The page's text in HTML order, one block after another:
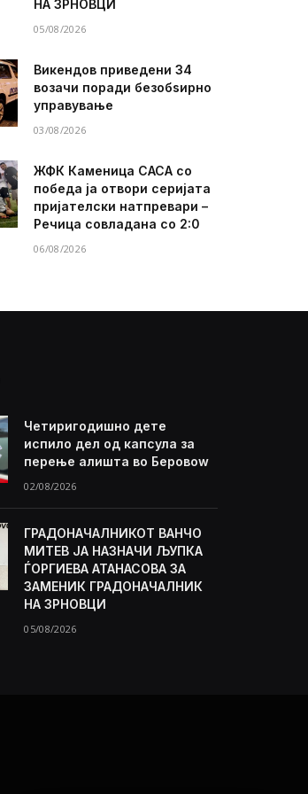
НА ЗРНОВЦИ
05/08/2026
Викендов приведени 34
возачи поради безобѕирно
управување
03/08/2026
ЖФК Каменица САСА со
победа ја отвори серијата
пријателски натпревари –
Речица совладана со 2:0
06/08/2026
Четиригодишно дете
испило дел од капсула за
перење алишта во Беровоw
02/08/2026
ГРАДОНАЧАЛНИКОТ ВАНЧО
МИТЕВ ЈА НАЗНАЧИ ЉУПКА
ЃОРГИЕВА АТАНАСОВА ЗА
ЗАМЕНИК ГРАДОНАЧАЛНИК
НА ЗРНОВЦИ
05/08/2026